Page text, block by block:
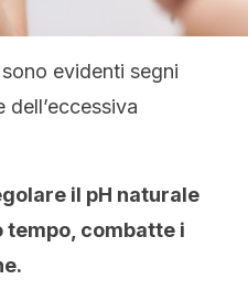
evidenti segni
dell’eccessiva
il pH naturale
tempo, combatte i